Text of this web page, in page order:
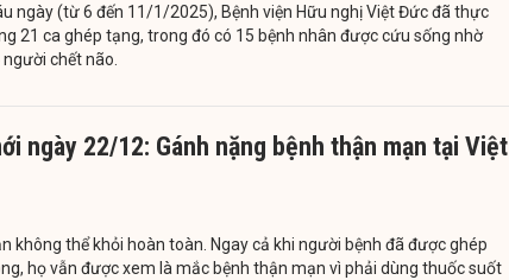
ngày (từ 6 đến 11/1/2025), Bệnh viện Hữu nghị Việt Đức đã thực
21 ca ghép tạng, trong đó có 15 bệnh nhân được cứu sống nhờ
chết não.
ngày 22/12: Gánh nặng bệnh thận mạn tại Việt
không thể khỏi hoàn toàn. Ngay cả khi người bệnh đã được ghép
họ vẫn được xem là mắc bệnh thận mạn vì phải dùng thuốc suốt